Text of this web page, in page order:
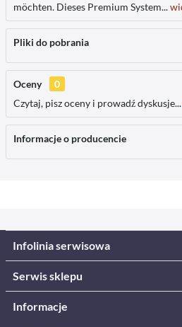
möchten. Dieses Premium System...
Pliki do pobrania
Oceny
0
Czytaj, pisz oceny i prowadź dyskusje...
Informacje o producencie
Infolinia serwisowa
Serwis sklepu
Informacje